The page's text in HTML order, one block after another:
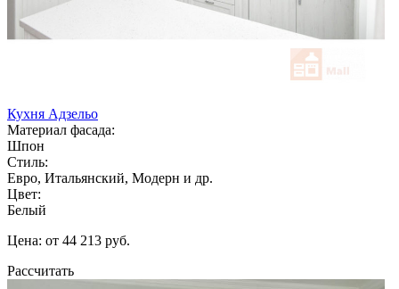
Кухня Адзельо
Материал фасада:
Шпон
Стиль:
Евро, Итальянский, Модерн и др.
Цвет:
Белый
Цена: от 44 213 руб.
Рассчитать